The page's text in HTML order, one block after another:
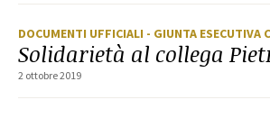
DOCUMENTI UFFICIALI - GIUNTA ESECUTIVA
Solidarietà al collega
2 ottobre 2019